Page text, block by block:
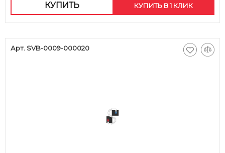
КУПИТЬ КУПИТЬ В 1 КЛИК
Арт. SVB-0009-000020